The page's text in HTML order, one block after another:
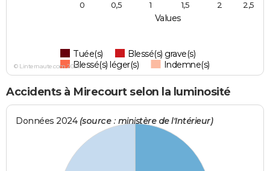
Values
Tuée(s)
Blessé(s) grave(s)
Blessé(s) léger(s)
Indemne(s)
0 0,5 1 1,5 2 2,5
© Linternaute.com 2026
Accidents à Mirecourt selon la luminosité
Données 2024 (source : ministère de l'Intérieur)